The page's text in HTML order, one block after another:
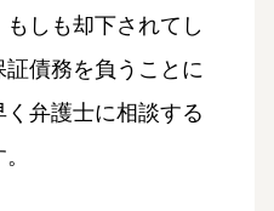
しも却下されてし
債務を負うことに
弁護士に相談する